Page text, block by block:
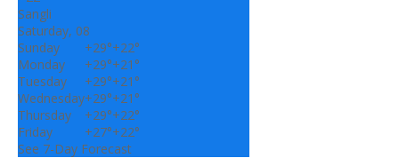
Sangli
Saturday, 08
Sunday
+29°+22°
Monday
+29°+21°
Tuesday
+29°+21°
Wednesday+29°+21°
Thursday
+29°+22°
Friday
+27°+22°
See 7-Day Forecast